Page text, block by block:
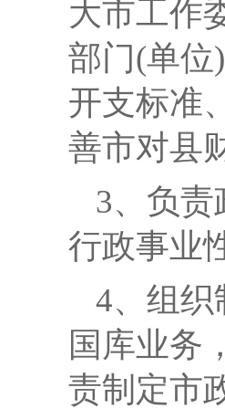
大市工作
部门(单位
开支标准
善市对县
3、负
行政事业
4、组织
国库业务
责制定市